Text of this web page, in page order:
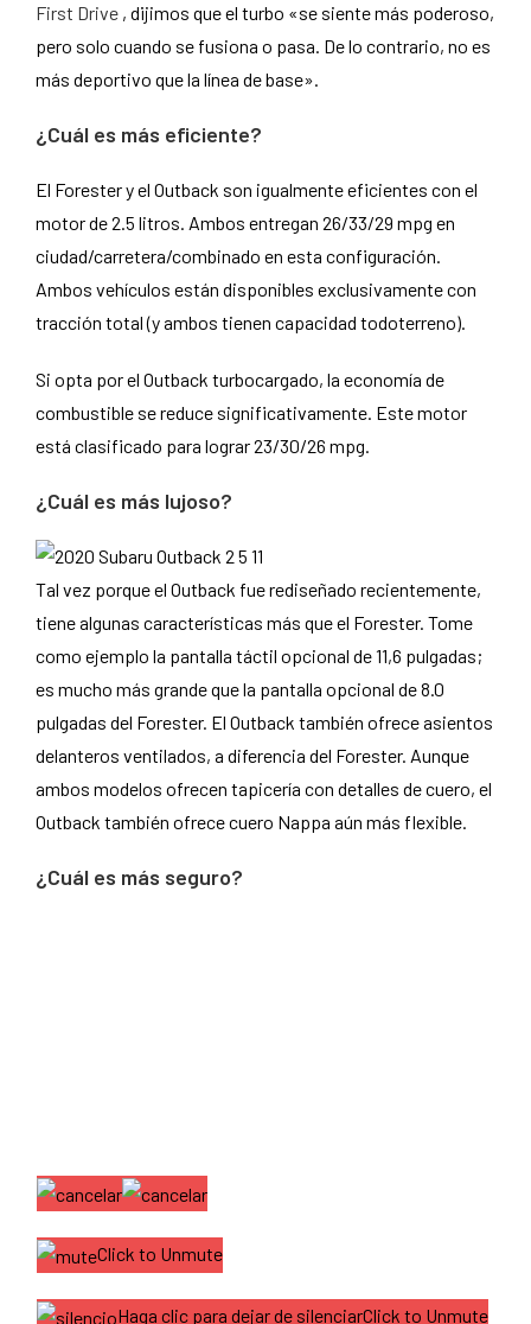
First Drive , dijimos que el turbo «se siente más poderoso,
pero solo cuando se fusiona o pasa. De lo contrario, no es
más deportivo que la línea de base».
¿Cuál es más eficiente?
El Forester y el Outback son igualmente eficientes con el
motor de 2.5 litros. Ambos entregan 26/33/29 mpg en
ciudad/carretera/combinado en esta configuración.
Ambos vehículos están disponibles exclusivamente con
tracción total (y ambos tienen capacidad todoterreno).
Si opta por el Outback turbocargado, la economía de
combustible se reduce significativamente. Este motor
está clasificado para lograr 23/30/26 mpg.
¿Cuál es más lujoso?
Tal vez porque el Outback fue rediseñado recientemente,
tiene algunas características más que el Forester. Tome
como ejemplo la pantalla táctil opcional de 11,6 pulgadas;
es mucho más grande que la pantalla opcional de 8.0
pulgadas del Forester. El Outback también ofrece asientos
delanteros ventilados, a diferencia del Forester. Aunque
ambos modelos ofrecen tapicería con detalles de cuero, el
Outback también ofrece cuero Nappa aún más flexible.
¿Cuál es más seguro?
Click to Unmute
Haga clic para dejar de silenciarClick to Unmute